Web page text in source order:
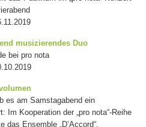
musizierendes Duo
bei pro nota
es am Samstagabend ein
Im Kooperation der „pro nota“-Reihe
Ensemble „D’Accord“.